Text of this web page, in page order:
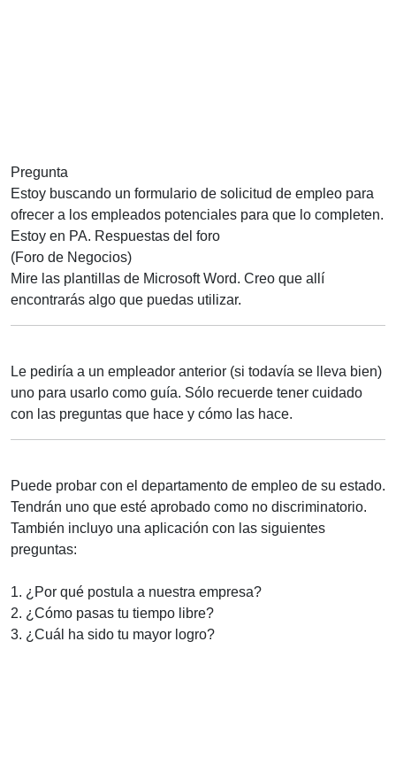
Pregunta
Estoy buscando un formulario de solicitud de empleo para
ofrecer a los empleados potenciales para que lo completen.
Estoy en PA. Respuestas del foro
(Foro de Negocios)
Mire las plantillas de Microsoft Word. Creo que allí
encontrarás algo que puedas utilizar.
Le pediría a un empleador anterior (si todavía se lleva bien)
uno para usarlo como guía. Sólo recuerde tener cuidado
con las preguntas que hace y cómo las hace.
Puede probar con el departamento de empleo de su estado.
Tendrán uno que esté aprobado como no discriminatorio.
También incluyo una aplicación con las siguientes
preguntas:
1. ¿Por qué postula a nuestra empresa?
2. ¿Cómo pasas tu tiempo libre?
3. ¿Cuál ha sido tu mayor logro?